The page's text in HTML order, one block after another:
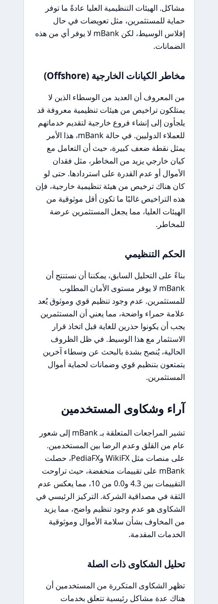
مشاكل. الهيئات التنظيمية العليا عادةً ما توفر
حماية للمستثمرين، مثل تعويضات في حال
إفلاس الوسيط، لكن mBank لا يوفر أي من هذه
الضمانات.
مخاطر الكيانات الخارجية (Offshore)
من المعروف أن العديد من الوسطاء الذين لا
يمتلكون تراخيص من هيئات تنظيمية معروفة قد
يلجأون إلى إنشاء فروع خارجية لتقديم خدماتهم
للعملاء الدوليين. في حالة mBank، هذا الأمر
يمثل نقطة ضعف كبيرة، حيث أن التعامل مع
كيان خارجي يزيد من المخاطر، مثل فقدان
الأموال أو عدم القدرة على استردادها. حتى لو
كان هناك ترخيص من هيئة تنظيمية خارجية، فإن
هذه التراخيص غالبًا ما تكون أقل موثوقية من
الهيئات العليا، مما يجعل المستثمرين عرضة
للمخاطر.
الحكم التنظيمي
بناءً على التحليل السابق، يمكننا أن نستنتج أن
mBank لا يوفر مستوى الأمان المطلوب
للمستثمرين. عدم وجود تنظيم قوي وموثوق يُعد
علامة حمراء واضحة، مما يعني أن المستثمرين
يجب أن يكونوا حذرين للغاية قبل اتخاذ قرار
الاستثمار مع هذا الوسيط. في ظل الظروف
الحالية، يُنصح بشدة بالبحث عن وسطاء آخرين
يتمتعون بتنظيم قوي وضمانات لحماية أموال
المستثمرين.
آراء وشكاوى المستخدمين
تشير المراجعات المتعلقة بـ mBank إلى شعور
عام من القلق وعدم الرضا بين المستخدمين.
على منصات مثل WikiFX وPediaFX، حصلت
mBank على تقييمات منخفضة، حيث تراوحت
التقييمات بين 4.3 و0.0 من 10، مما يعكس عدم
الثقة في مصداقية الشركة. التركيز الرئيسي في
الشكاوى هو عدم وجود تنظيم واضح، مما يزيد
من المخاوف بشأن سلامة الأموال وموثوقية
الخدمات المقدمة.
تحليل الشكاوى ذات الصلة
تظهر الشكاوى المتكررة من المستخدمين أن
هناك عدة مشاكل رئيسية تتعلق بخدمات